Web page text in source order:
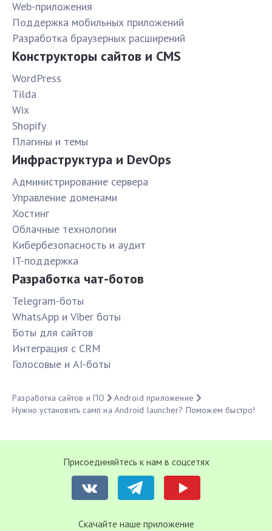
Web-приложения
Поддержка мобильных приложений
Разработка браузерных расширений
Конструкторы сайтов и CMS
WordPress
Tilda
Wix
Shopify
Плагины и темы
Инфраструктура и DevOps
Администрирование сервера
Управление доменами
Хостинг
Облачные технологии
Кибербезопасность и аудит
IT-поддержка
Разработка чат-ботов
Telegram-боты
WhatsApp и Viber боты
Боты для сайтов
Интеграция с CRM
Голосовые и AI-боты
Разработка сайтов и ПО
Android приложение
Нужно установить самп на Android launcher? Поможем быстро!
Присоединяйтесь к нам в соцсетях
Cкачайте наше приложение